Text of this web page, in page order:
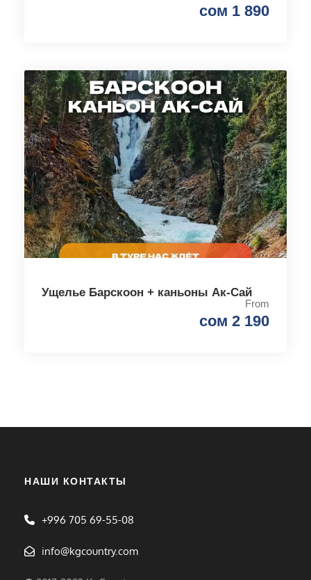
сом 1 890
Ущелье Барскоон + каньоны Ак-Сай
From
сом 2 190
НАШИ КОНТАКТЫ
+996 705 69-55-08
info@kgcountry.com